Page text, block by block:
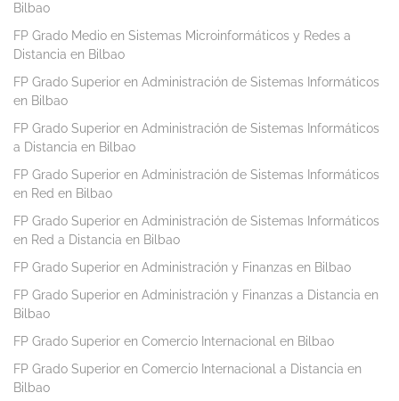
Bilbao
FP Grado Medio en Sistemas Microinformáticos y Redes a
Distancia en Bilbao
FP Grado Superior en Administración de Sistemas Informáticos
en Bilbao
FP Grado Superior en Administración de Sistemas Informáticos
a Distancia en Bilbao
FP Grado Superior en Administración de Sistemas Informáticos
en Red en Bilbao
FP Grado Superior en Administración de Sistemas Informáticos
en Red a Distancia en Bilbao
FP Grado Superior en Administración y Finanzas en Bilbao
FP Grado Superior en Administración y Finanzas a Distancia en
Bilbao
FP Grado Superior en Comercio Internacional en Bilbao
FP Grado Superior en Comercio Internacional a Distancia en
Bilbao